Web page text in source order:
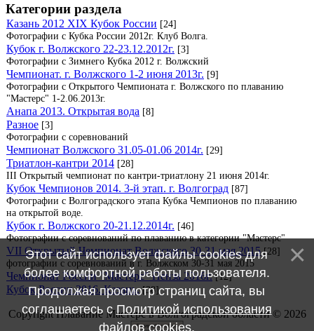
Категории раздела
Казань 2012 XIX Кубок России [24]
Фотографии с Кубка России 2012г. Клуб Волга.
Кубок г. Волжского 22-23.12.2012г. [3]
Фотографии с Зимнего Кубка 2012 г. Волжский
Чемпионат. г. Волжского 1-2 июня 2013г. [9]
Фотографии с Открытого Чемпионата г. Волжского по плаванию
"Мастерс" 1-2.06.2013г.
Анапа 2013. Открытая вода [8]
Разное [3]
Фотографии с соревнований
Чемпионат Волжского 31.05-01.06 2014г. [29]
Триатлон-кантри 2014 [28]
III Открытый чемпионат по кантри-триатлону 21 июня 2014г.
Кубок Чемпионов 2014. 3-й этап. г. Волгоград [87]
Фотографии с Волгоградского этапа Кубка Чемпионов по плаванию
на открытой воде.
Кубок г. Волжского 20-21.12.2014г. [46]
Фотографии с соревнований по плаванию в категории "Мастерс"
VII Открытый Чемпионат Волжского 30-31 мая 2015 [28]
фотографии с соревнований в г. Волжском 30-31 мая 2015
Чемпионат России "Мастерс" Пенза 2016г. [12]
Кубок России 2016. Казань. [38]
Copyright Плавание Мастерс в Волгоградской области © 2026
Этот сайт использует файлы cookies для
более комфортной работы пользователя.
Продолжая просмотр страниц сайта, вы
соглашаетесь сПолитикой использования
файлов cookies.